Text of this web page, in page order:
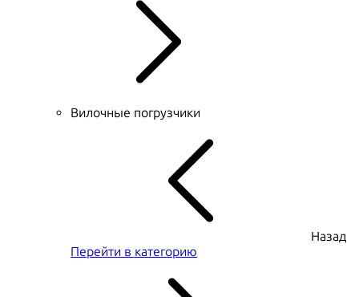
Вилочные погрузчики
Назад
Перейти в категорию